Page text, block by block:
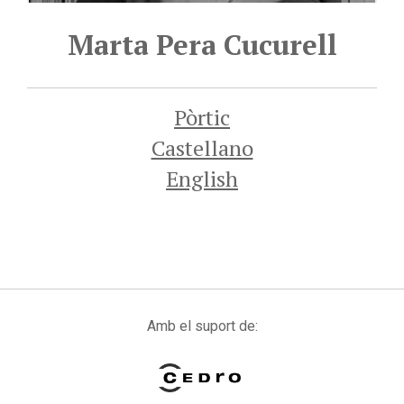
Marta Pera Cucurell
Pòrtic
Castellano
English
Amb el suport de: